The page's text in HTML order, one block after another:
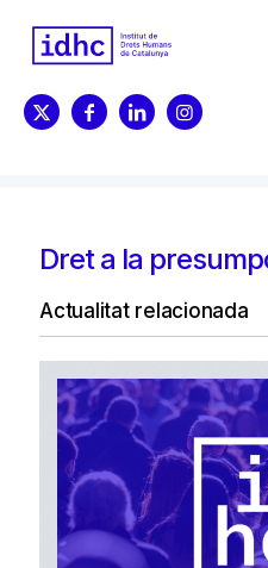
Dret a la
Actualitat relacionada